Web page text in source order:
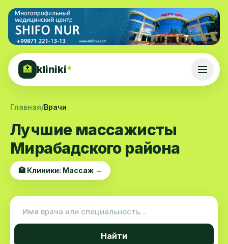
🏥 kliniki*
Главная/Врачи
Лучшие массажисты
Мирабадского района
🏥 Клиники: Массаж →
Найти